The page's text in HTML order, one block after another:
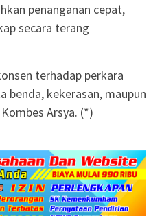
penanganan cepat,
secara terang
terhadap perkara
benda, kekerasan, maupun
Arsya. (*)